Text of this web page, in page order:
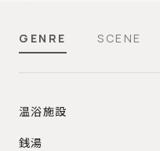
GENRE SCENE
GENRE
温浴施設
銭湯